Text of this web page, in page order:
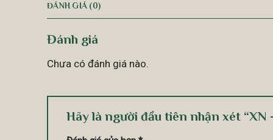
ĐÁNH GIÁ (0)
Đánh giá
Chưa có đánh giá nào.
Hãy là người đầu tiên nhận xét “XN